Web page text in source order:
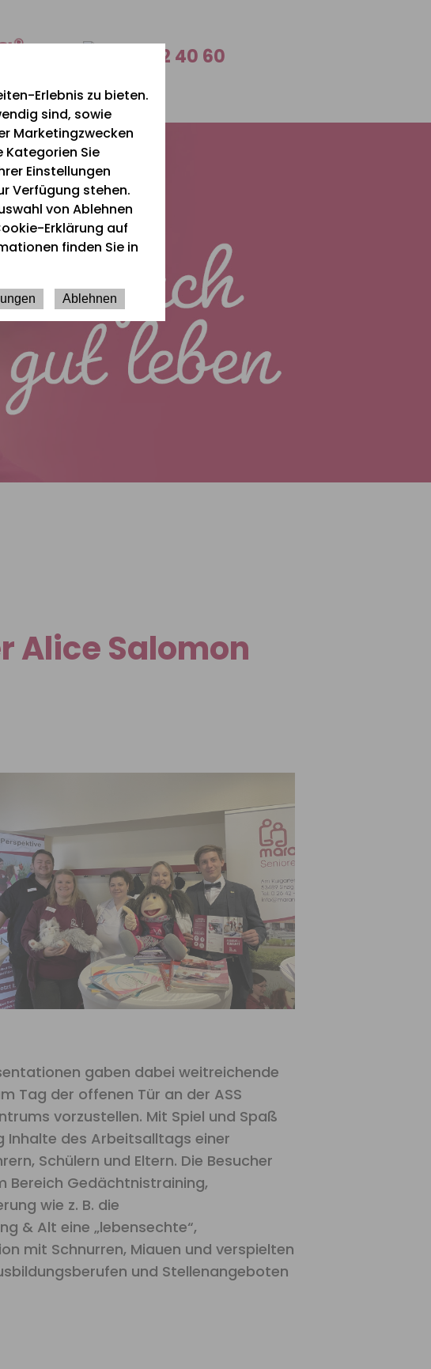
Erlebnis zu bieten.
sind, sowie
Marketingzwecken
Kategorien Sie
Einstellungen
Verfügung stehen.
von Ablehnen
Erklärung auf
finden Sie in
Ablehnen
0 26 42 40 60
Alice Salomon
gaben dabei weitreichende
Tag der offenen Tür an der ASS
vorzustellen. Mit Spiel und Spaß
Inhalte des Arbeitsalltags einer
Schülern und Eltern. Die Besucher
Bereich Gedächtnistraining,
wie z. B. die
& Alt eine „lebensechte“,
mit Schnurren, Miauen und verspielten
und Stellenangeboten